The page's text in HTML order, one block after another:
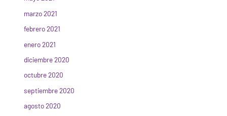
marzo 2021
febrero 2021
enero 2021
diciembre 2020
octubre 2020
septiembre 2020
agosto 2020